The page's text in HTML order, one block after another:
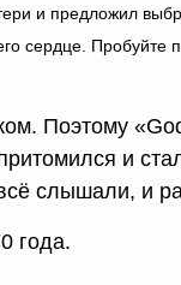
и предложил
сердце. Пробуйте
Поэтому
и
слышали, и
года.